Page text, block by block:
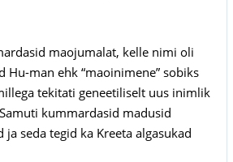
maojumalat, kelle nimi oli
Hu-man ehk “maoinimene” sobiks
tekitati geneetiliselt uus inimlik
kummardasid madusid
ja seda tegid ka Kreeta algasukad